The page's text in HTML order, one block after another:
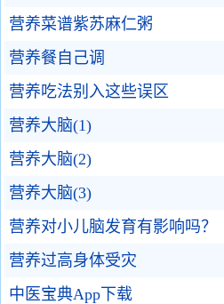
营养菜谱紫苏麻仁粥
营养餐自己调
营养吃法别入这些误区
营养大脑(1)
营养大脑(2)
营养大脑(3)
营养对小儿脑发育有影响吗？
营养过高身体受灾
中医宝典App下载